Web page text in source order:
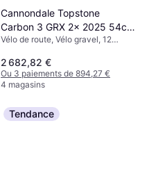
Cannondale Topstone
Carbon 3 GRX 2x 2025 54cm
- Chalk Unisexe
Vélo de route, Vélo gravel, 12
2 682,82 €
Ou 3 paiements de 894,27 €
4 magasins
Tendance